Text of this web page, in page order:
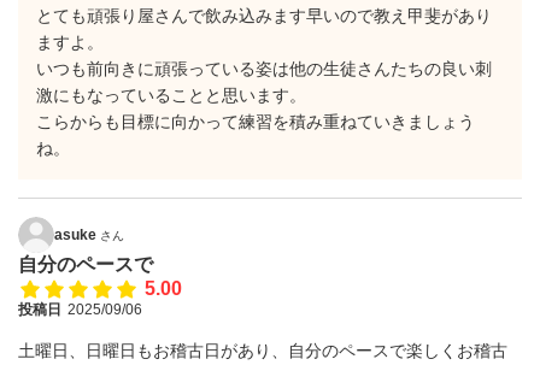
とても頑張り屋さんで飲み込みます早いので教え甲斐があり
ますよ。
いつも前向きに頑張っている姿は他の生徒さんたちの良い刺
激にもなっていることと思います。
こらからも目標に向かって練習を積み重ねていきましょう
ね。
asuke さん
自分のペースで
5.00
投稿日 2025/09/06
土曜日、日曜日もお稽古日があり、自分のペースで楽しくお稽古